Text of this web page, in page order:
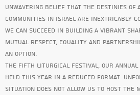
unwavering belief that the destinies of
communities in Israel are inextricably
we can succeed in building a vibrant
mutual respect, equality and
an option.
The fifth liturgical festival, our annual
held this year in a reduced format.
situation does not allow us to host the